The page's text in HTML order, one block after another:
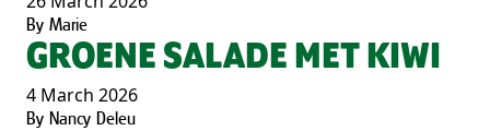
By Marie
GROENE SALADE MET KIWI
4 March 2026
By Nancy Deleu